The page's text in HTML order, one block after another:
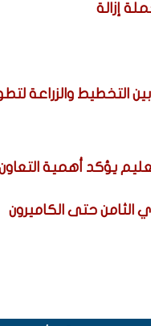
إزالة
التخطيط والزراعة
يؤكد أهمية
الثامن حتى الكاميرون